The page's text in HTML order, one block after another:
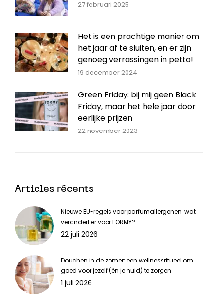
27 februari 2025
Het is een prachtige manier om
het jaar af te sluiten, en er zijn
genoeg verrassingen in petto!
19 december 2024
Green Friday: bij mij geen Black
Friday, maar het hele jaar door
eerlijke prijzen
22 november 2023
Articles récents
Nieuwe EU-regels voor parfumallergenen: wat
verandert er voor FORMY?
22 juli 2026
Douchen in de zomer: een wellnessritueel om
goed voor jezelf (én je huid) te zorgen
1 juli 2026